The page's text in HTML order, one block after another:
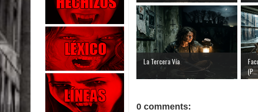
La Tercera Vía
(P...
0 comments: